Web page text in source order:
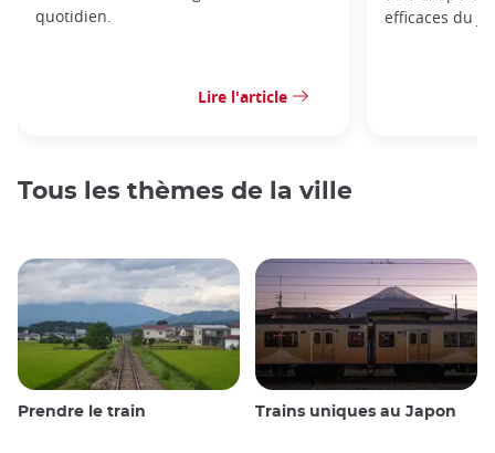
quotidien.
Lire l'article
efficaces du
Tous les thèmes de la ville
Prendre le train Trains uniques au Japon